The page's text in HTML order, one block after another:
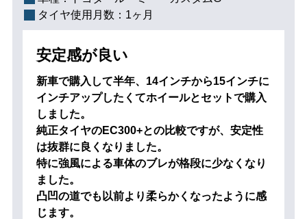
タイヤ使用月数： 1ヶ月
安定感が良い
新車で購入して半年、14インチから15インチに
インチアップしたくてホイールとセットで購入
しました。
純正タイヤのEC300+との比較ですが、安定性
は抜群に良くなりました。
特に強風による車体のブレが格段に少なくなり
ました。
凸凹の道でも以前より柔らかくなったように感
じます。